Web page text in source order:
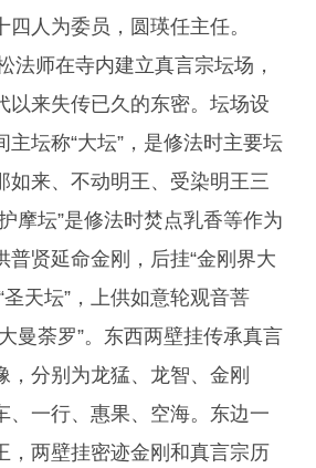
人为委员，圆瑛任主任。
法师在寺内建立真言宗坛场，
以来失传已久的东密。坛场设
主坛称“大坛”，是修法时主要坛
如来、不动明王、受染明王三
摩坛”是修法时焚点乳香等作为
普贤延命金刚，后挂“金刚界大
圣天坛”，上供如意轮观音菩
曼荼罗”。东西两壁挂传承真言
，分别为龙猛、龙智、金刚
、一行、惠果、空海。东边一
，两壁挂密迹金刚和真言宗历